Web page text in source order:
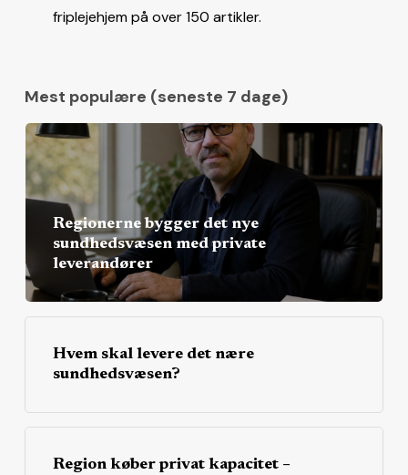
friplejehjem på over 150 artikler.
Mest populære (seneste 7 dage)
Regionerne bygger det nye
sundhedsvæsen med private
leverandører
Hvem skal levere det nære
sundhedsvæsen?
Region køber privat kapacitet –